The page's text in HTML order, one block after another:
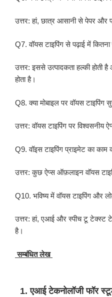
उत्तर: हां, छात्र आसानी से पेपर
Q7. वॉयस टाइपिंग से पढ़ाई में कितना
उत्तर: इससे उत्पादकता हल्की होती
होता है।
Q8. क्या मोबाइल पर वॉयस टाइपिंग
उत्तर: वॉयस टाइपिंग पर विश्वसनीय
Q9. वॉइस टाइपिंग प्राइमेट का काम
उत्तर: कुछ ऐप्स ऑफ़लाइन वॉयस
Q10. भविष्य में वॉयस टाइपिंग और
उत्तर: हां, एआई और स्पीच टू टेक्स्ट
है।
सम्बंधित लेख
1. एआई टेकनोलॉजी फॉर